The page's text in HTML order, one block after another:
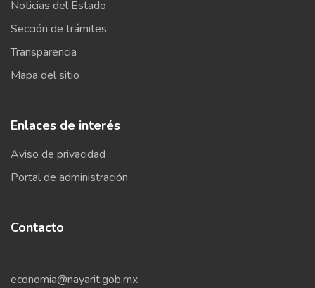
Noticias del Estado
Sección de trámites
Transparencia
Mapa del sitio
Enlaces de interés
Aviso de privacidad
Portal de administración
Contacto
economia@nayarit.gob.mx